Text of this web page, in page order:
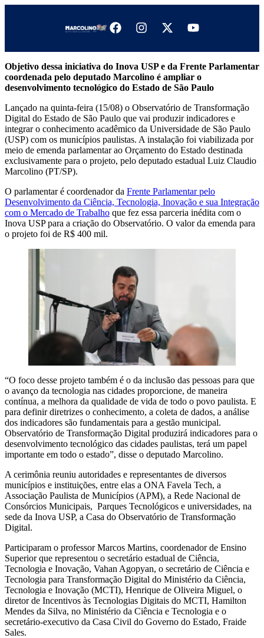
Objetivo dessa iniciativa do Inova USP e da Frente Parlamentar
coordenada pelo deputado Marcolino é ampliar o
desenvolvimento tecnológico do Estado de São Paulo
Lançado na quinta-feira (15/08) o Observatório de Transformação
Digital do Estado de São Paulo que vai produzir indicadores e
integrar o conhecimento acadêmico da Universidade de São Paulo
(USP) com os municípios paulistas. A instalação foi viabilizada por
meio de emenda parlamentar ao Orçamento do Estado destinada
exclusivamente para o projeto, pelo deputado estadual Luiz Claudio
Marcolino (PT/SP).
O parlamentar é coordenador da Frente Parlamentar pelo
Desenvolvimento da Ciência, Tecnologia, Inovação e sua Integração
com o Mercado de Trabalho que fez essa parceria inédita com o
Inova USP para a criação do Observatório. O valor da emenda para
o projeto foi de R$ 400 mil.
“O foco desse projeto também é o da inclusão das pessoas para que
o avanço da tecnologia nas cidades proporcione, de maneira
contínua, a melhora da qualidade de vida de todo o povo paulista. E
para definir diretrizes o conhecimento, a coleta de dados, a análise
dos indicadores são fundamentais para a gestão municipal.
Observatório de Transformação Digital produzirá indicadores para o
desenvolvimento tecnológico das cidades paulistas, terá um papel
importante em todo o estado”, disse o deputado Marcolino.
A cerimônia reuniu autoridades e representantes de diversos
municípios e instituições, entre elas a ONA Favela Tech, a
Associação Paulista de Municípios (APM), a Rede Nacional de
Consórcios Municipais, Parques Tecnológicos e universidades, na
sede da Inova USP, a Casa do Observatório de Transformação
Digital.
Participaram o professor Marcos Martins, coordenador de Ensino
Superior que representou o secretário estadual de Ciência,
Tecnologia e Inovação, Vahan Agopyan, o secretário de Ciência e
Tecnologia para Transformação Digital do Ministério da Ciência,
Tecnologia e Inovação (MCTI), Henrique de Oliveira Miguel, o
diretor de Incentivos às Tecnologias Digitais do MCTI, Hamilton
Mendes da Silva, no Ministério da Ciência e Tecnologia e o
secretário-executivo da Casa Civil do Governo do Estado, Fraide
Sales.